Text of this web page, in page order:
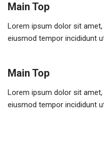
Main Top
Lorem ipsum dolor sit
eiusmod tempor incididunt
Main Top
Lorem ipsum dolor sit
eiusmod tempor incididunt